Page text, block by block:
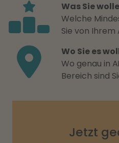
Was Sie
Welche
Sie von
Wo Sie es
Wo genau in
Bereich sind
Jetzt